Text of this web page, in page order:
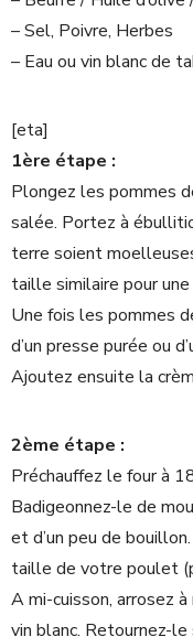
– Sel, Poivre, Herbes
– Eau ou vin blanc de
[eta]
1ère étape :
Plongez les pommes
salée. Portez à
terre soient
taille similaire pour
Une fois les pommes
d’un presse purée ou
Ajoutez ensuite la
2ème étape :
Préchauffez le four à
Badigeonnez-le de
et d’un peu de
taille de votre poulet
A mi-cuisson, arrosez
vin blanc. Retournez-